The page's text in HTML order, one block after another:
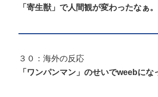
「寄生獣」で人間観が変わったなぁ。
３０：海外の反応
「ワンパンマン」のせいでweebにな